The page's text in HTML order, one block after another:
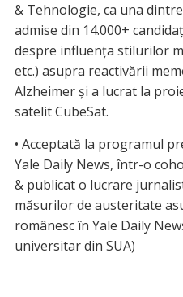
& Tehnologie, ca una
admise din 14.000+
despre influența stilurilor
etc.) asupra reactivării
Alzheimer și a lucrat la
satelit CubeSat.
• Acceptată la programul
Yale Daily News, într-o
& publicat o lucrare
măsurilor de austeritate
românesc în Yale Daily
universitar din SUA)